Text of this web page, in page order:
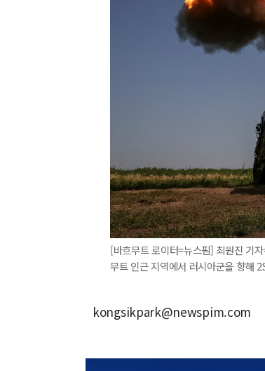
[바흐무트 로이터=뉴스핌] 최원진 기
무트 인근 지역에서 러시아군을 향
kongsikpark@newspim.com